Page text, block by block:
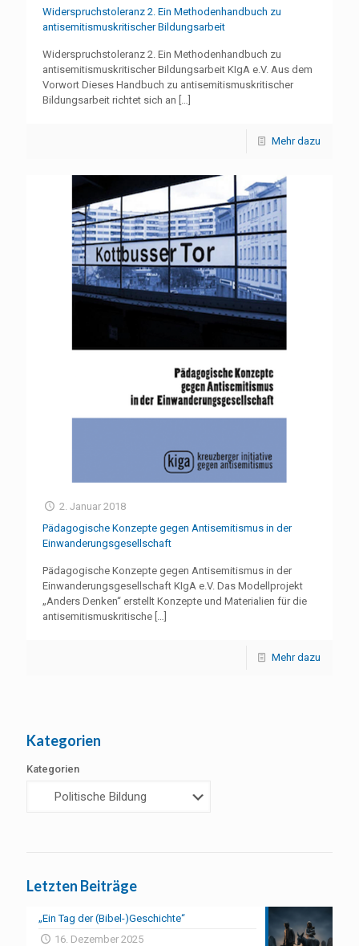
Widerspruchstoleranz 2. Ein Methodenhandbuch zu
antisemitismuskritischer Bildungsarbeit
Widerspruchstoleranz 2. Ein Methodenhandbuch zu
antisemitismuskritischer Bildungsarbeit KIgA e.V. Aus dem
Vorwort Dieses Handbuch zu antisemitismuskritischer
Bildungsarbeit richtet sich an […]
Mehr dazu
2. Januar 2018
Pädagogische Konzepte gegen Antisemitismus in der
Einwanderungsgesellschaft
Pädagogische Konzepte gegen Antisemitismus in der
Einwanderungsgesellschaft KIgA e.V. Das Modellprojekt
„Anders Denken“ erstellt Konzepte und Materialien für die
antisemitismuskritische […]
Mehr dazu
Kategorien
Kategorien
Letzten Beiträge
„Ein Tag der (Bibel-)Geschichte“
16. Dezember 2025